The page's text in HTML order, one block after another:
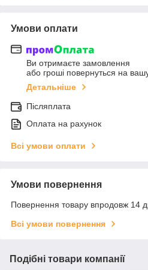
Умови оплати
Ви отримаєте замовлення
або гроші повернуться на
Детальніше
Післяплата
Оплата на рахунок
Всі умови оплати
Умови повернення
Повернення товару впродовж 14
Всі умови повернення
Подібні товари компанії